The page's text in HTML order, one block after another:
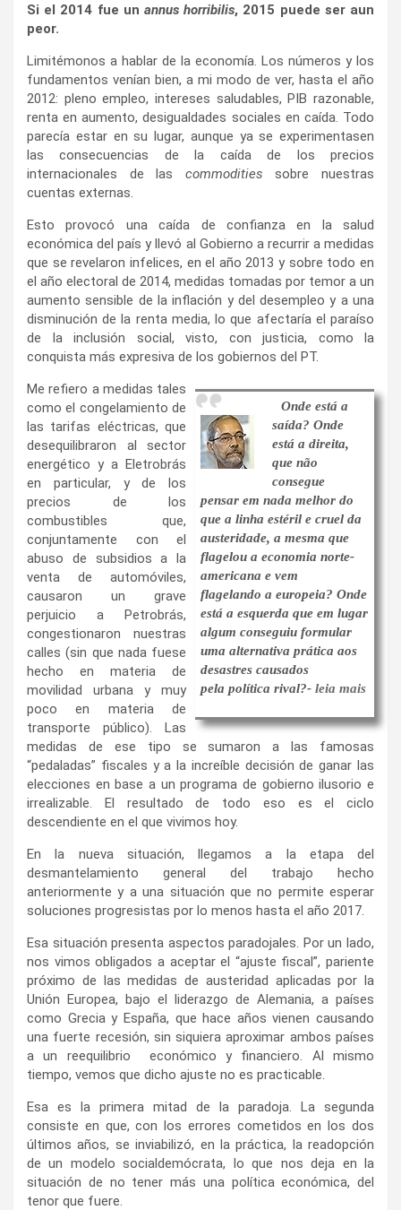
Si el 2014 fue un annus horribilis, 2015 puede ser aun
peor.
Limitémonos a hablar de la economía. Los números y los
fundamentos venían bien, a mi modo de ver, hasta el año
2012: pleno empleo, intereses saludables, PIB razonable,
renta en aumento, desigualdades sociales en caída. Todo
parecía estar en su lugar, aunque ya se experimentasen
las consecuencias de la caída de los precios
internacionales de las commodities sobre nuestras
cuentas externas.
Esto provocó una caída de confianza en la salud
económica del país y llevó al Gobierno a recurrir a medidas
que se revelaron infelices, en el año 2013 y sobre todo en
el año electoral de 2014, medidas tomadas por temor a un
aumento sensible de la inflación y del desempleo y a una
disminución de la renta media, lo que afectaría el paraíso
de la inclusión social, visto, con justicia, como la
conquista más expresiva de los gobiernos del PT.
Onde está a
saída? Onde
está a direita,
que não
consegue
pensar em nada melhor do
que a linha estéril e cruel da
austeridade, a mesma que
flagelou a economia norte-
americana e vem
flagelando a europeia? Onde
está a esquerda que em lugar
algum conseguiu formular
uma alternativa prática aos
desastres causados
pela política rival?- leia mais
Me refiero a medidas tales
como el congelamiento de
las tarifas eléctricas, que
desequilibraron al sector
energético y a Eletrobrás
en particular, y de los
precios de los
combustibles que,
conjuntamente con el
abuso de subsidios a la
venta de automóviles,
causaron un grave
perjuicio a Petrobrás,
congestionaron nuestras
calles (sin que nada fuese
hecho en materia de
movilidad urbana y muy
poco en materia de
transporte público). Las
medidas de ese tipo se sumaron a las famosas
“pedaladas” fiscales y a la increíble decisión de ganar las
elecciones en base a un programa de gobierno ilusorio e
irrealizable. El resultado de todo eso es el ciclo
descendiente en el que vivimos hoy.
En la nueva situación, llegamos a la etapa del
desmantelamiento general del trabajo hecho
anteriormente y a una situación que no permite esperar
soluciones progresistas por lo menos hasta el año 2017.
Esa situación presenta aspectos paradojales. Por un lado,
nos vimos obligados a aceptar el “ajuste fiscal”, pariente
próximo de las medidas de austeridad aplicadas por la
Unión Europea, bajo el liderazgo de Alemania, a países
como Grecia y España, que hace años vienen causando
una fuerte recesión, sin siquiera aproximar ambos países
a un reequilibrio económico y financiero. Al mismo
tiempo, vemos que dicho ajuste no es practicable.
Esa es la primera mitad de la paradoja. La segunda
consiste en que, con los errores cometidos en los dos
últimos años, se inviabilizó, en la práctica, la readopción
de un modelo socialdemócrata, lo que nos deja en la
situación de no tener más una política económica, del
tenor que fuere.